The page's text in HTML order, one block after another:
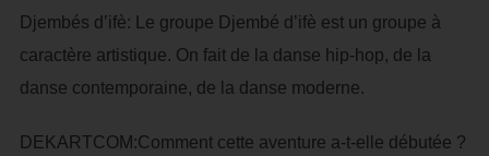
Djembés d’ifè: Le groupe Djembé d’ifè est un groupe à
caractère artistique. On fait de la danse hip-hop, de la
danse contemporaine, de la danse moderne.
DEKARTCOM:Comment cette aventure a-t-elle débutée ?